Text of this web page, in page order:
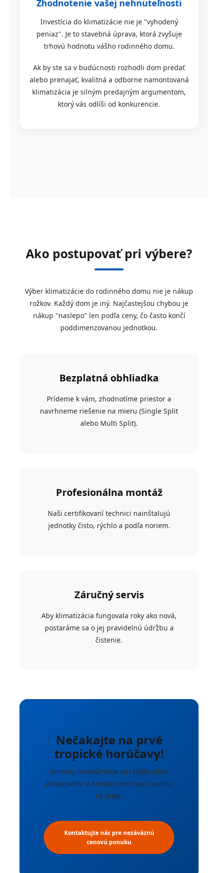
Zhodnotenie vašej nehnuteľnosti
Investícia do klimatizácie nie je "vyhodený
peniaz". Je to stavebná úprava, ktorá zvyšuje
trhovú hodnotu vášho rodinného domu.
Ak by ste sa v budúcnosti rozhodli dom predať
alebo prenajať, kvalitná a odborne namontovaná
klimatizácia je silným predajným argumentom,
ktorý vás odlíši od konkurencie.
Ako postupovať pri výbere?
Výber klimatizácie do rodinného domu nie je nákup
rožkov. Každý dom je iný. Najčastejšou chybou je
nákup "naslepo" len podľa ceny, čo často končí
poddimenzovanou jednotkou.
Bezplatná obhliadka
Prídeme k vám, zhodnotíme priestor a
navrhneme riešenie na mieru (Single Split
alebo Multi Split).
Profesionálna montáž
Naši certifikovaní technici nainštalujú
jednotky čisto, rýchlo a podľa noriem.
Záručný servis
Aby klimatizácia fungovala roky ako nová,
postaráme sa o jej pravidelnú údržbu a
čistenie.
Nečakajte na prvé
tropické horúčavy!
Termíny montážnikov sa rýchlo plnia.
Zabezpečte si komfort pre svoju rodinu
už dnes.
Kontaktujte nás pre nezáväznú
cenovú ponuku